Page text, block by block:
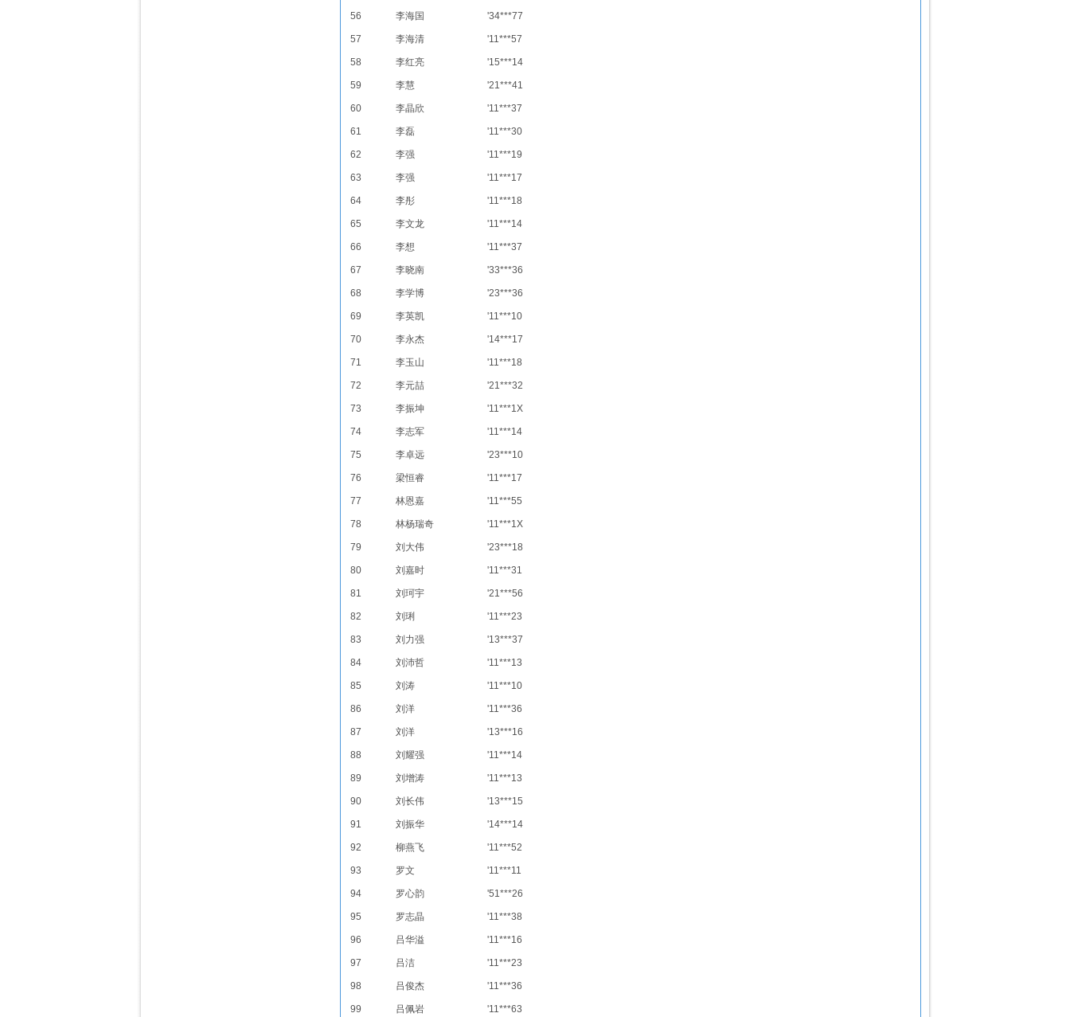
56 李海国 '34***77
57 李海清 '11***57
58 李红亮 '15***14
59 李慧 '21***41
60 李晶欣 '11***37
61 李磊 '11***30
62 李强 '11***19
63 李强 '11***17
64 李彤 '11***18
65 李文龙 '11***14
66 李想 '11***37
67 李晓南 '33***36
68 李学博 '23***36
69 李英凯 '11***10
70 李永杰 '14***17
71 李玉山 '11***18
72 李元喆 '21***32
73 李振坤 '11***1X
74 李志军 '11***14
75 李卓远 '23***10
76 梁恒睿 '11***17
77 林恩嘉 '11***55
78 林杨瑞奇 '11***1X
79 刘大伟 '23***18
80 刘嘉时 '11***31
81 刘珂宇 '21***56
82 刘琍 '11***23
83 刘力强 '13***37
84 刘沛哲 '11***13
85 刘涛 '11***10
86 刘洋 '11***36
87 刘洋 '13***16
88 刘耀强 '11***14
89 刘增涛 '11***13
90 刘长伟 '13***15
91 刘振华 '14***14
92 柳燕飞 '11***52
93 罗文 '11***11
94 罗心韵 '51***26
95 罗志晶 '11***38
96 吕华溢 '11***16
97 吕洁 '11***23
98 吕俊杰 '11***36
99 吕佩岩 '11***63